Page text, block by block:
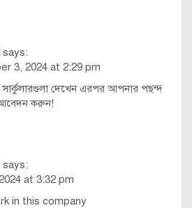
says:
3, 2024 at 2:29 pm
সার্কুলারগুলা দেখেন এরপর আপনার পছন্দ
করুন!
says:
at 3:32 pm
in this company